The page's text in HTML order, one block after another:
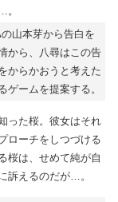
。
山本芽から告白を
から、八尋はこの告
からかおうと考えた
ゲームを提案する。
った桜。彼女はそれ
ローチをしつづける
桜は、せめて純が自
訴えるのだが…。